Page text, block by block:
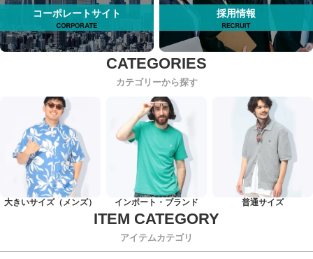
コーポレートサイト 採用情報
カテゴリーから探す
大きいサイズ（メンズ） インポート・ブランド 普通サイズ
アイテムカテゴリ